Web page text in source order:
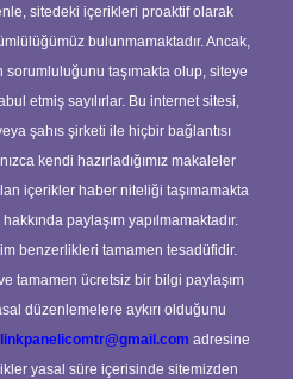
sitedeki içerikleri proaktif olarak
bulunmamaktadır. Ancak,
sorumluluğunu taşımakta olup, siteye
etmiş sayılırlar. Bu internet sitesi,
şahıs şirketi ile hiçbir bağlantısı
kendi hazırladığımız makaleler
içerikler haber niteliği taşımamakta
paylaşım yapılmamaktadır.
benzerlikleri tamamen tesadüfidir.
tamamen ücretsiz bir bilgi paylaşım
düzenlemelere aykırı olduğunu
adresine
yasal süre içerisinde sitemizden